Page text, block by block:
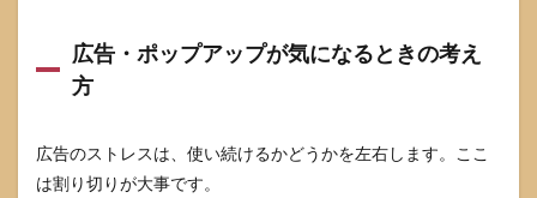
広告・ポップアップが気になるときの考え
方
広告のストレスは、使い続けるかどうかを左右します。ここ
は割り切りが大事です。